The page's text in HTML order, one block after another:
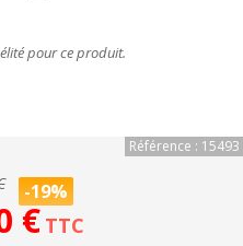
pour ce produit.
Référence : 15493
-19%
€ TTC